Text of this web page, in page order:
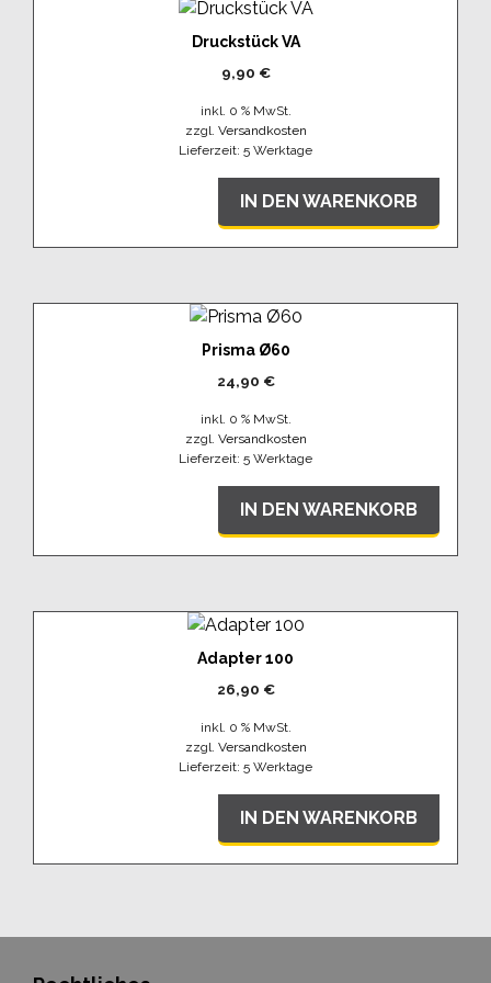
Druckstück VA
9,90 €
inkl. 0 % MwSt.
zzgl. Versandkosten
Lieferzeit: 5 Werktage
IN DEN WARENKORB
Prisma Ø60
24,90 €
inkl. 0 % MwSt.
zzgl. Versandkosten
Lieferzeit: 5 Werktage
IN DEN WARENKORB
Adapter 100
26,90 €
inkl. 0 % MwSt.
zzgl. Versandkosten
Lieferzeit: 5 Werktage
IN DEN WARENKORB